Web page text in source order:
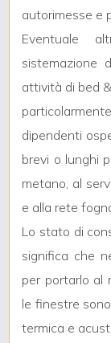
autorimesse e
Eventuale
sistemazione
attività di bed
dipendenti
brevi o lunghi
metano, al
e alla rete
Lo stato di
significa che
per portarlo al
le finestre
termica e
Bagni
minimi
Qualsiasi
1
2
4